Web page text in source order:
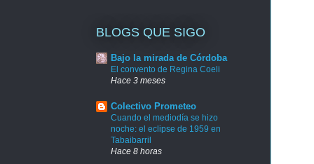
BLOGS QUE SIGO
Bajo la mirada de Córdoba
El convento de Regina Coeli
Hace 3 meses
Colectivo Prometeo
Cuando el mediodía se hizo
noche: el eclipse de 1959 en
Tabaibarril
Hace 8 horas